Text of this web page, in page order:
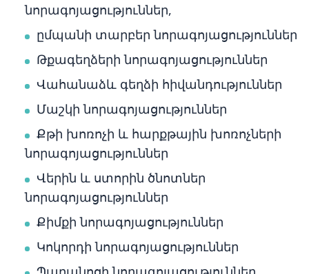
նորագոյացություններ,
ըմպանի տարբեր նորագոյացություններ
Թքագեղձերի նորագոյացություններ
Վահանաձև գեղձի հիվանդություններ
Մաշկի նորագոյացություններ
Քթի խոռոչի և հարքթային խոռոչների
նորագոյացություններ
Վերին և ստորին ծնոտներ
նորագոյացություններ
Քիմքի նորագոյացություններ
Կոկորդի նորագոյացություններ